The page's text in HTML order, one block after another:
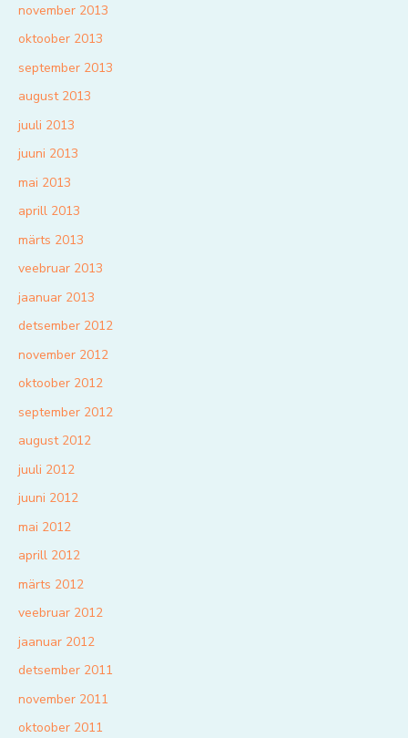
november 2013
oktoober 2013
september 2013
august 2013
juuli 2013
juuni 2013
mai 2013
aprill 2013
märts 2013
veebruar 2013
jaanuar 2013
detsember 2012
november 2012
oktoober 2012
september 2012
august 2012
juuli 2012
juuni 2012
mai 2012
aprill 2012
märts 2012
veebruar 2012
jaanuar 2012
detsember 2011
november 2011
oktoober 2011